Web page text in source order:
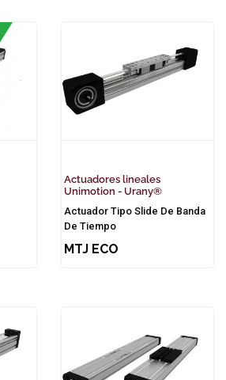
Actuadores lineales
Unimotion - Urany®
Actuador Tipo Slide De Banda
De Tiempo
MTJ ECO